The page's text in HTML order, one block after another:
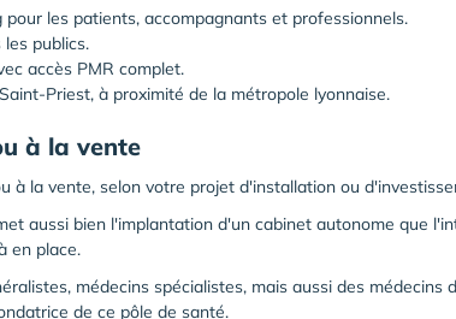
pour les patients, accompagnants et professionnels.
publics.
accès PMR complet.
Priest, à proximité de la métropole lyonnaise.
à la vente
à la vente, selon votre projet d'installation ou
aussi bien l'implantation d'un cabinet autonome que
en place.
médecins spécialistes, mais aussi des médecins
de ce pôle de santé.